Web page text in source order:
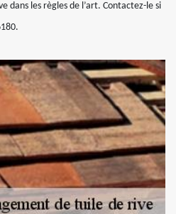
dans les règles de l’art. Contactez-le si